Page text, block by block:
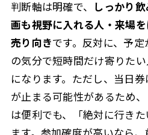
判断軸は明確で、 しっかり
画も視野に入れる人・来場
売り向きです。反対に、予
の気分で短時間だけ寄りた
になります。ただし、当日
が止まる可能性があるため
は便利でも、「絶対に行き